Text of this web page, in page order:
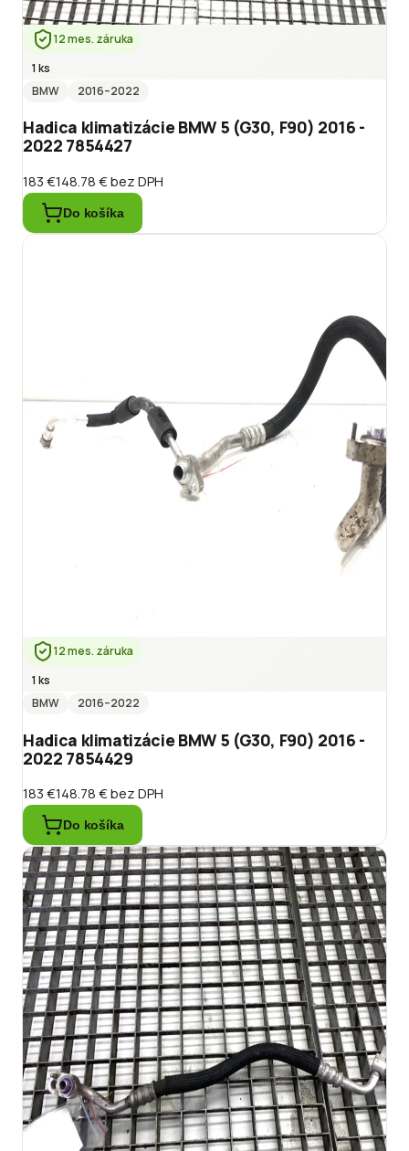
12 mes. záruka
1 ks
BMW
2016–2022
Hadica klimatizácie BMW 5 (G30, F90) 2016 -
2022 7854427
183 €148.78 €bez DPH
Do košíka
12 mes. záruka
1 ks
BMW
2016–2022
Hadica klimatizácie BMW 5 (G30, F90) 2016 -
2022 7854429
183 €148.78 €bez DPH
Do košíka